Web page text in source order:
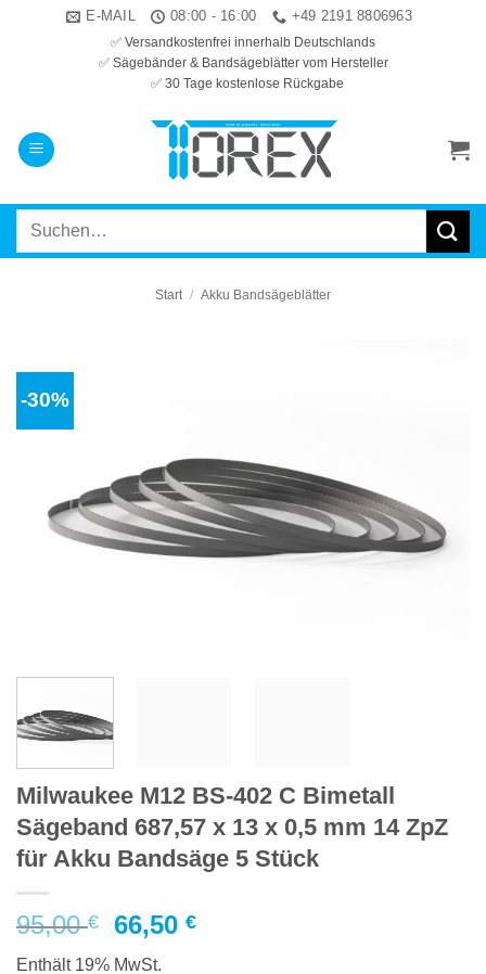
E-MAIL 08:00 - 16:00 +49 2191 8806963
✅ Versandkostenfrei innerhalb Deutschlands
✅ Sägebänder & Bandsägeblätter vom Hersteller
✅ 30 Tage kostenlose Rückgabe
Suchen
Start / Akku Bandsägeblätter
-30%
Milwaukee M12 BS-402 C Bimetall
Sägeband 687,57 x 13 x 0,5 mm 14 ZpZ
für Akku Bandsäge 5 Stück
95,00€
Ursprünglicher
66,50€Aktueller
Enthält 19% MwSt.